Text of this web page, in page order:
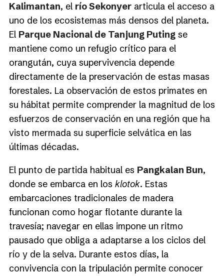
Kalimantan, el río Sekonyer articula el acceso a
uno de los ecosistemas más densos del planeta.
El Parque Nacional de Tanjung Puting se
mantiene como un refugio crítico para el
orangután, cuya supervivencia depende
directamente de la preservación de estas masas
forestales. La observación de estos primates en
su hábitat permite comprender la magnitud de los
esfuerzos de conservación en una región que ha
visto mermada su superficie selvática en las
últimas décadas.
El punto de partida habitual es Pangkalan Bun,
donde se embarca en los klotok. Estas
embarcaciones tradicionales de madera
funcionan como hogar flotante durante la
travesía; navegar en ellas impone un ritmo
pausado que obliga a adaptarse a los ciclos del
río y de la selva. Durante estos días, la
convivencia con la tripulación permite conocer